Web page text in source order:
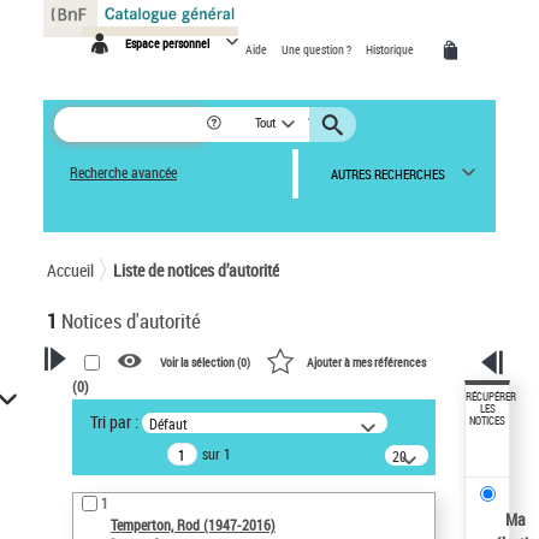
Espace personnel Aide Une question ? Historique
Tout
Recherche avancée AUTRES RECHERCHES
Accueil Liste de notices d’autorité
1 Notices d'autorité
VOTRE RECHERCHE
Recherche avancée dans les
notices d’autorité
Œuvres liées à l'auteur :
Temperton, Rod (1947-2016)
Voir la sélection (0) Ajouter à mes références
(0)
Tri par : Défaut
sur 1
20
résultats/page
1
Temperton, Rod (1947-2016)
RÉCUPÉRER
LES
NOTICES
Ma
Panneau de gestion des cookies